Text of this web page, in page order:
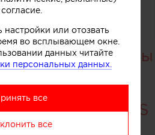
архитекторы
в области
и частной
AWARDS
2025
или отозвать
во всплывающем окне.
данных читайте
персональных данных.
все
все